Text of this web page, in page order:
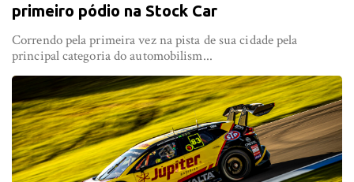
primeiro pódio na Stock Car
Correndo pela primeira vez na pista de sua cidade pela
principal categoria do automobilism...